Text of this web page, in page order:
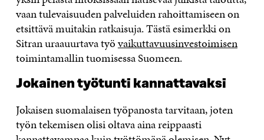
vaan tulevaisuuden palveluiden rahoittamiseen on
etsittävä muitakin ratkaisuja. Tästä esimerkki on
Sitran uraauurtava työvaikuttavuusinvestoimisen
toimintamallin tuomisessa Suomeen.
Jokainen työtunti kannattavaksi
Jokaisen suomalaisen työpanosta tarvitaan, joten
työn tekemisen olisi oltava aina reippaasti